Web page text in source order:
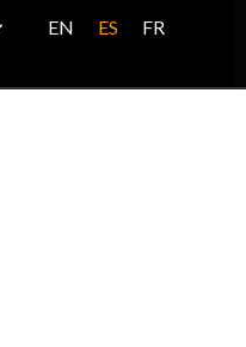
EN ES FR